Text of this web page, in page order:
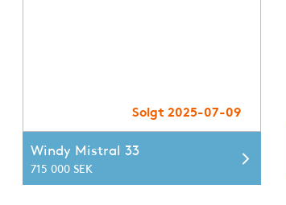
Solgt 2025-07-09
Windy Mistral 33
715 000 SEK